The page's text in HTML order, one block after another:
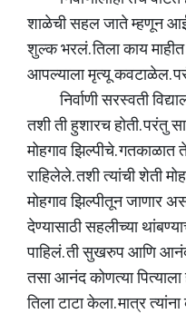
शाळेची सहल जाते म्हणून
शुल्क भरलं. तिला काय
आपल्याला मृत्यू कवटाळेल.
निर्वाणी सरस्वती
तशी ती हुशारच होती. परंतु
मोहगाव झिल्पीचे. गतकाळात
राहिलेले. तशी त्यांची शेती
मोहगाव झिल्पीतून जाणार
देण्यासाठी सहलीच्या
पाहिलं. ती सुखरुप आणि
तसा आनंद कोणत्या पित्याला
तिला टाटा केला. मात्र